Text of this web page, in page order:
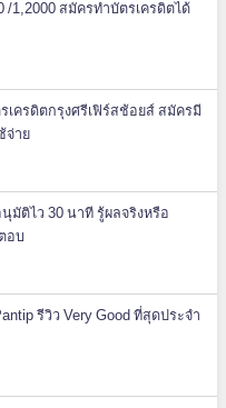
/1,2000 สมัครทำบัตรเครดิตได้
เครดิตกรุงศรีเฟิร์สช้อยส์ สมัครมี
จ่าย
มัติไว 30 นาที รู้ผลจริงหรือ
อบ
รีวิว Very Good ที่สุดประจำ